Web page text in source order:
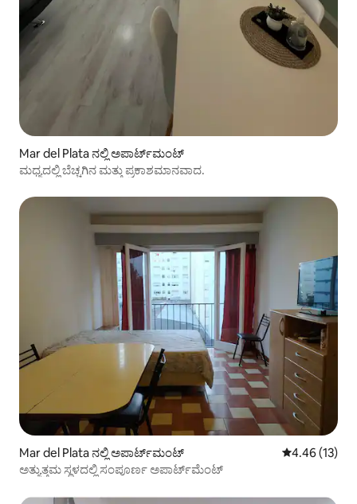
Mar del Plata ನಲ್ಲಿ ಅಪಾರ್ಟ್‌ಮಂಟ್
ಮಧ್ಯದಲ್ಲಿ ಬೆಚ್ಚಗಿನ ಮತ್ತು ಪ್ರಕಾಶಮಾನವಾದ.
Mar del Plata ನಲ್ಲಿ ಅಪಾರ್ಟ್‌ಮಂಟ್ 5 ರಲ್ಲಿ 4.46
4.46 (13)
ಅತ್ಯುತ್ತಮ ಸ್ಥಳದಲ್ಲಿ ಸಂಪೂರ್ಣ ಅಪಾರ್ಟ್‌ಮೆಂಟ್